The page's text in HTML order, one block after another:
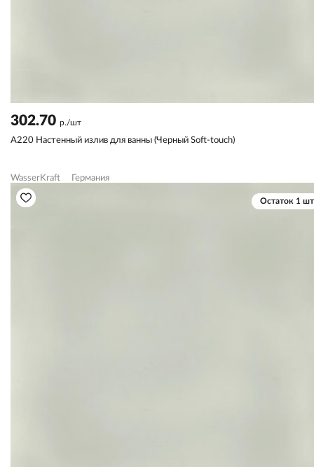
302.70 р./шт
A220 Настенный излив для ванны (Черный Soft-touch)
WasserKraft Германия
Остаток 1 шт